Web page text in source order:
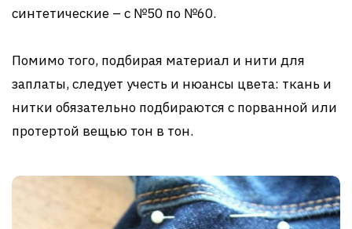
синтетические – с №50 по №60.
Помимо того, подбирая материал и нити для
заплаты, следует учесть и нюансы цвета: ткань и
нитки обязательно подбираются с порванной или
протертой вещью тон в тон.